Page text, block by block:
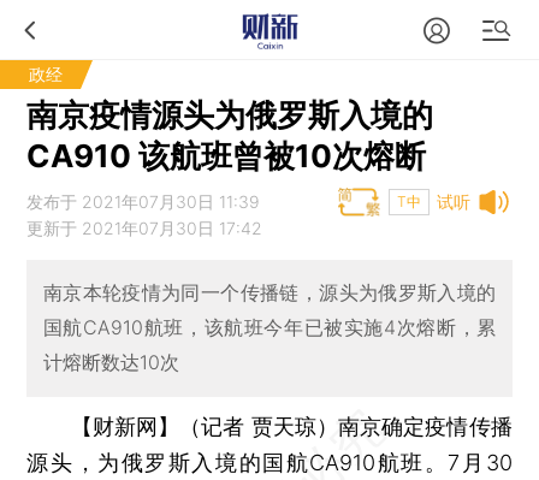
政经
南京疫情源头为俄罗斯入境的
CA910 该航班曾被10次熔断
试听
发布于 2021年07月30日 11:39
更新于 2021年07月30日 17:42
T中
南京本轮疫情为同一个传播链，源头为俄罗斯入境的
国航CA910航班，该航班今年已被实施4次熔断，累
计熔断数达10次
【财新网】（记者 贾天琼） 南京确定疫情传播
源头，为俄罗斯入境的国航CA910航班。7月30